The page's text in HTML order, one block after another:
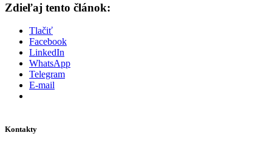
Zdieľaj tento článok:
Tlačiť
Facebook
LinkedIn
WhatsApp
Telegram
E-mail
Kontakty